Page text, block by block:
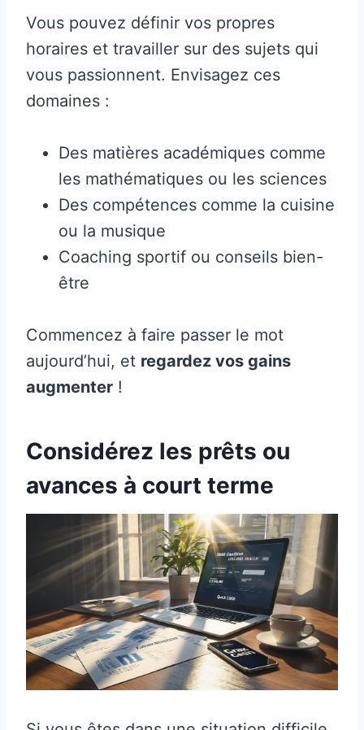
Vous pouvez définir vos propres
horaires et travailler sur des sujets qui
vous passionnent. Envisagez ces
domaines :
Des matières académiques comme
les mathématiques ou les sciences
Des compétences comme la cuisine
ou la musique
Coaching sportif ou conseils bien-
être
Commencez à faire passer le mot
aujourd’hui, et regardez vos gains
augmenter !
Considérez les prêts ou
avances à court terme